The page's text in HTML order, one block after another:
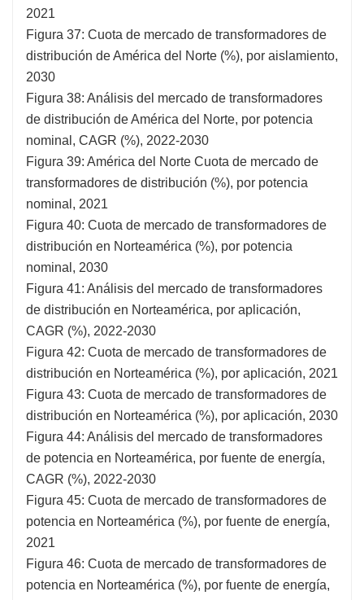
2021
Figura 37: Cuota de mercado de transformadores de
distribución de América del Norte (%), por aislamiento,
2030
Figura 38: Análisis del mercado de transformadores
de distribución de América del Norte, por potencia
nominal, CAGR (%), 2022-2030
Figura 39: América del Norte Cuota de mercado de
transformadores de distribución (%), por potencia
nominal, 2021
Figura 40: Cuota de mercado de transformadores de
distribución en Norteamérica (%), por potencia
nominal, 2030
Figura 41: Análisis del mercado de transformadores
de distribución en Norteamérica, por aplicación,
CAGR (%), 2022-2030
Figura 42: Cuota de mercado de transformadores de
distribución en Norteamérica (%), por aplicación, 2021
Figura 43: Cuota de mercado de transformadores de
distribución en Norteamérica (%), por aplicación, 2030
Figura 44: Análisis del mercado de transformadores
de potencia en Norteamérica, por fuente de energía,
CAGR (%), 2022-2030
Figura 45: Cuota de mercado de transformadores de
potencia en Norteamérica (%), por fuente de energía,
2021
Figura 46: Cuota de mercado de transformadores de
potencia en Norteamérica (%), por fuente de energía,